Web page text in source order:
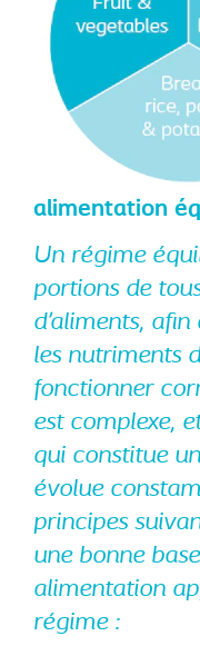
alimentation
Un régime
portions de
d’aliments,
les nutriments
fonctionner
est complexe,
qui constitue
évolue
principes
une bonne
alimentation
régime :